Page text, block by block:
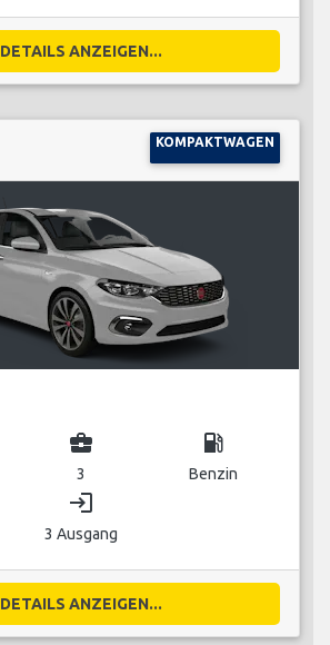
DETAILS ANZEIGEN...
KOMPAKTWAGEN
business_center
3
local_gas_station
Benzin
login
3 Ausgang
DETAILS ANZEIGEN...